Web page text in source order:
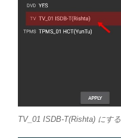
TV_01 ISDB-T(Rishta) にする